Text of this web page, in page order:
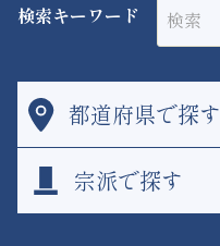
検索キーワード
都道府県で探す
宗派で探す